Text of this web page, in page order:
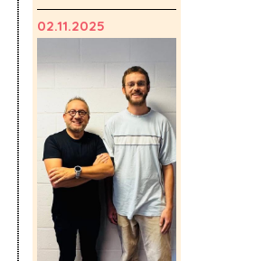
02.11.2025